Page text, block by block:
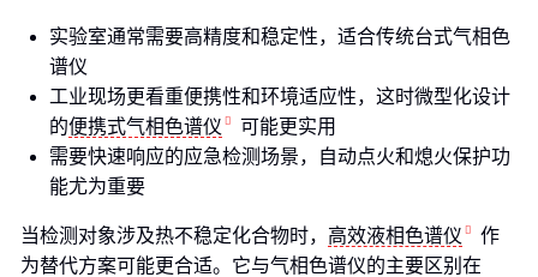
实验室通常需要高精度和稳定性，适合传统台式气相色
谱仪
工业现场更看重便携性和环境适应性，这时微型化设计
的便携式气相色谱仪
可能更实用
需要快速响应的应急检测场景，自动点火和熄火保护功
能尤为重要
当检测对象涉及热不稳定化合物时， 高效液相色谱仪
作
为替代方案可能更合适。它与气相色谱仪的主要区别在